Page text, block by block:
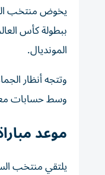
يخوض منتخب
المونديال.
وتتجه أنظار
وسط حسابات
موعد